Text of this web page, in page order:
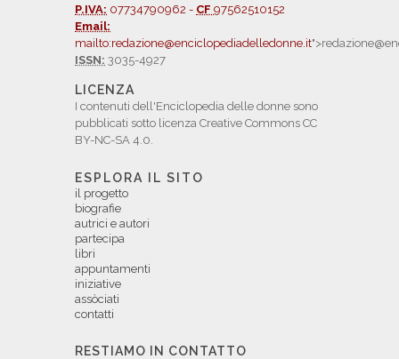
P.IVA: 07734790962 - CF 97562510152
Email:
mailto:redazione@enciclopediadelledonne.it
ISSN: 3035-4927
LICENZA
I contenuti dell'Enciclopedia delle donne sono
pubblicati sotto licenza Creative Commons CC
BY-NC-SA 4.0.
ESPLORA IL SITO
il progetto
biografie
autrici e autori
partecipa
libri
appuntamenti
iniziative
assòciati
contatti
RESTIAMO IN CONTATTO